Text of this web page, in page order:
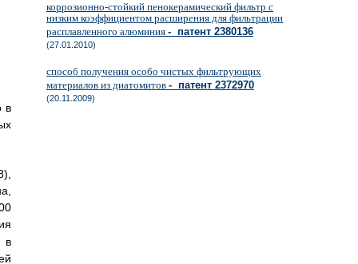
в
в
коррозионно-стойкий пенокерамический фильтр с
низким коэффициентом расширения для фильтрации
расплавленного алюминия - патент 2380136
(27.01.2010)
способ получения особо чистых фильтрующих
материалов из диатомитов - патент 2372970
(20.11.2009)